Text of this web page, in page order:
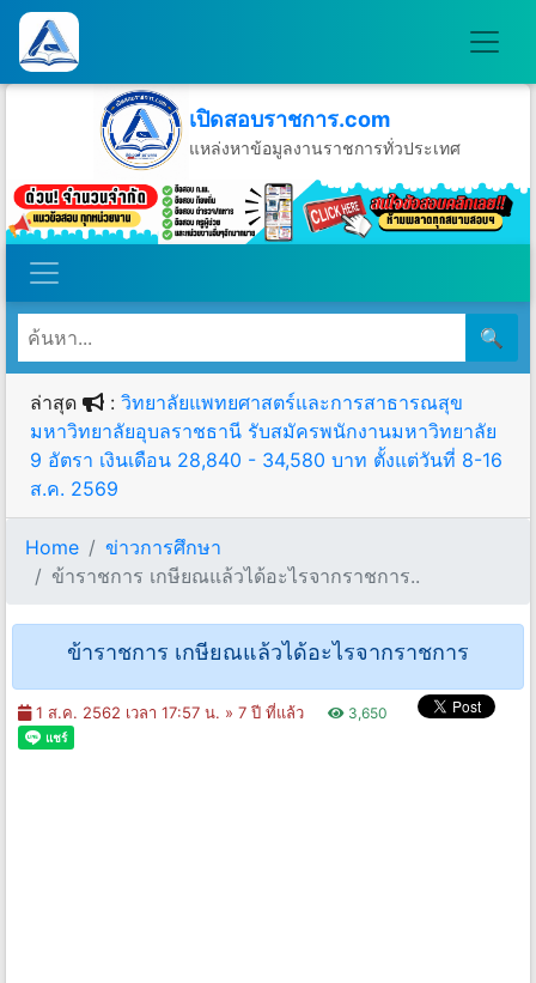
เปิดสอบราชการ.com
แหล่งหาข้อมูลงานราชการทั่วประเทศ
วันเสาร์ที่ 8 เดือนสิงหาคม พ.ศ.2569
🔍
ล่าสุด : วิทยาลัยแพทยศาสตร์และการสาธารณสุข
มหาวิทยาลัยอุบลราชธานี รับสมัครพนักงานมหาวิทยาลัย
9 อัตรา เงินเดือน 28,840 - 34,580 บาท ตั้งแต่วันที่ 8-16
ส.ค. 2569
Home
ข่าวการศึกษา
ข้าราชการ เกษียณแล้วได้อะไรจากราชการ..
ข้าราชการ เกษียณแล้วได้อะไรจากราชการ
1 ส.ค. 2562 เวลา 17:57 น. » 7 ปี ที่แล้ว 3,650